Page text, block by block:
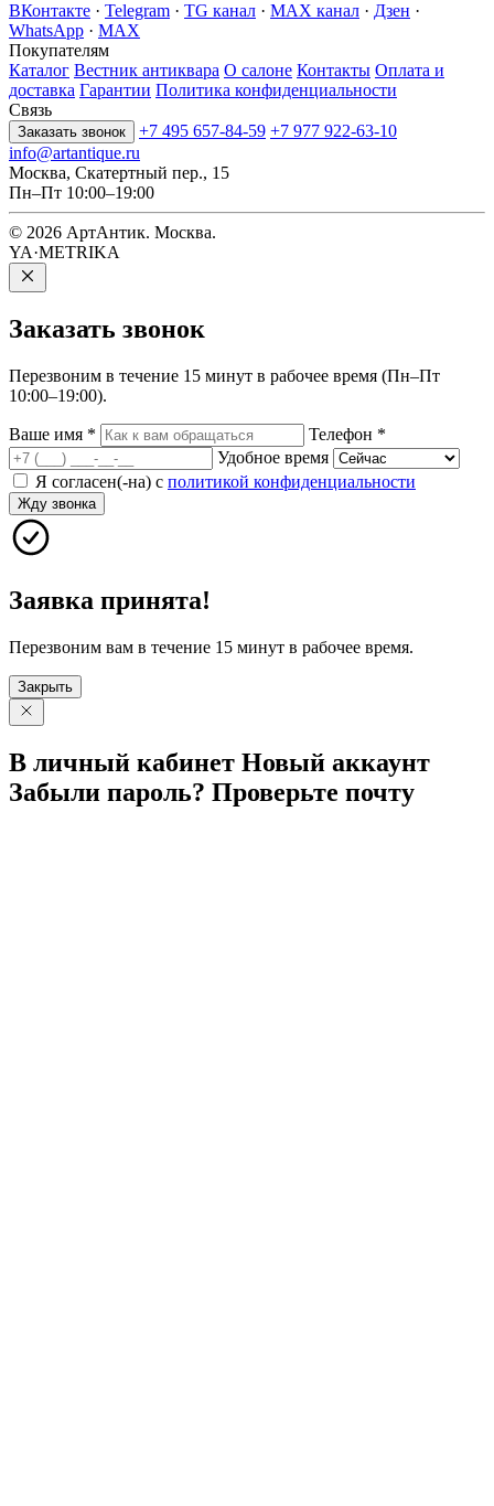
ВКонтакте · Telegram · TG канал · MAX канал · Дзен ·
WhatsApp · MAX
Покупателям
Каталог Вестник антиквара О салоне Контакты Оплата и
доставка Гарантии Политика конфиденциальности
Связь
Заказать звонок +7 495 657-84-59 +7 977 922-63-10
info@artantique.ru
Москва, Скатертный пер., 15
Пн–Пт 10:00–19:00
© 2026 АртАнтик. Москва.
YA·METRIKA
Заказать звонок
Перезвоним в течение 15 минут в рабочее время (Пн–Пт
10:00–19:00).
Ваше имя * Телефон *
Удобное время
Я согласен(-на) с политикой конфиденциальности
Жду звонка
Заявка принята!
Перезвоним вам в течение 15 минут в рабочее время.
Закрыть
В личный кабинет Новый аккаунт
Забыли пароль? Проверьте почту